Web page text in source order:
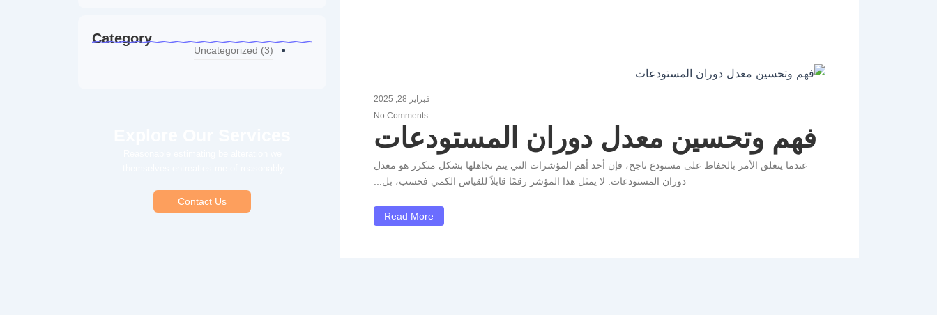
فبراير 28, 2025
-
No Comments
فهم وتحسين معدل دوران المستودعات
عندما يتعلق الأمر بالحفاظ على مستودع ناجح، فإن أحد أهم المؤشرات التي يتم تجاهلها بشكل متكرر هو معدل
دوران المستودعات. لا يمثل هذا المؤشر رقمًا قابلاً للقياس الكمي فحسب، بل...
Read More
Category
Uncategorized (3)
Contact Us